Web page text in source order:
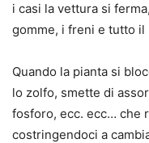
i casi la vettura si
gomme, i freni e tutto il
Quando la pianta si
lo zolfo, smette di
fosforo, ecc. ecc… che
costringendoci a